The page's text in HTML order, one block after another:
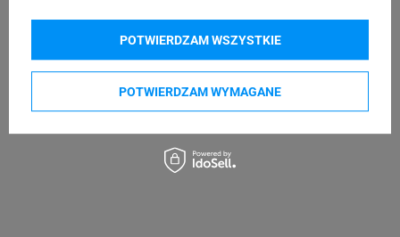
POTWIERDZAM WYMAGANE
POTWIERDZAM WSZYSTKIE